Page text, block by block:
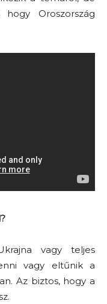
Oroszország
vagy teljes
vagy eltűnik a
Az biztos, hogy a